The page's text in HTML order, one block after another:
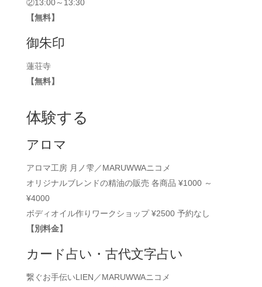
②13:00～13:30
【無料】
御朱印
蓮荘寺
【無料】
体験する
アロマ
アロマ工房 月ノ雫／MARUWWAニコメ
オリジナルブレンドの精油の販売 各商品 ¥1000 ～
¥4000
ボディオイル作りワークショップ ¥2500 予約なし
【別料金】
カード占い・古代文字占い
繋ぐお手伝いLIEN／MARUWWAニコメ